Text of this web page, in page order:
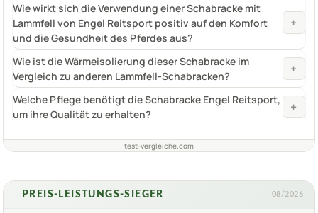
Wie wirkt sich die Verwendung einer Schabracke mit
Lammfell von Engel Reitsport positiv auf den Komfort
und die Gesundheit des Pferdes aus?
+
Wie ist die Wärmeisolierung dieser Schabracke im
Vergleich zu anderen Lammfell-Schabracken?
+
Welche Pflege benötigt die Schabracke Engel Reitsport,
um ihre Qualität zu erhalten?
+
test-vergleiche.com
PREIS-LEISTUNGS-SIEGER 08/2026